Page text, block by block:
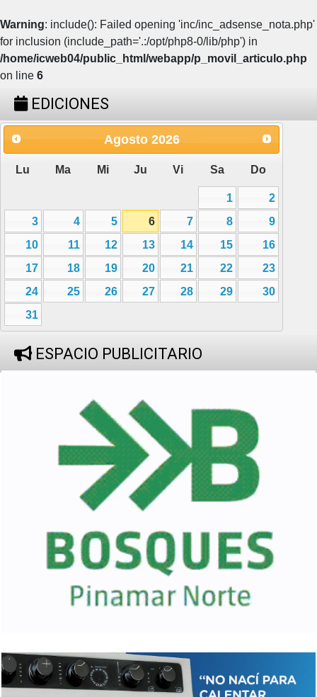
Warning: include(): Failed opening 'inc/inc_adsense_nota.php'
for inclusion (include_path='.:/opt/php8-0/lib/php') in
/home/icweb04/public_html/webapp/p_movil_articulo.php
on line 6
EDICIONES
Agosto 2026
Lu Ma Mi Ju Vi Sa Do
1
2
3
4 5 6 7 8
9
10
11 12 13 14 15
16
17
18 19 20 21 22
23
24
25 26 27 28 29
30
31
ESPACIO PUBLICITARIO